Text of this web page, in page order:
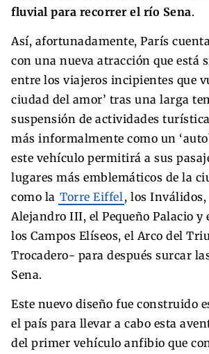
fluvial para recorrer el río Sena.
Así, afortunadamente, París
con una nueva atracción que está
entre los viajeros incipientes que
ciudad del amor’ tras una larga
suspensión de actividades
más informalmente como un
este vehículo permitirá a sus
lugares más emblemáticos de la
como la Torre Eiffel , los Inválidos,
Alejandro III, el Pequeño Palacio y
los Campos Elíseos, el Arco del
Trocadero- para después surcar
Sena.
Este nuevo diseño fue construido
el país para llevar a cabo esta
del primer vehículo anfibio que